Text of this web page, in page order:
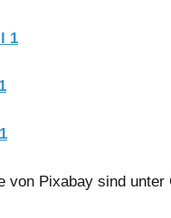
1
von Pixabay sind